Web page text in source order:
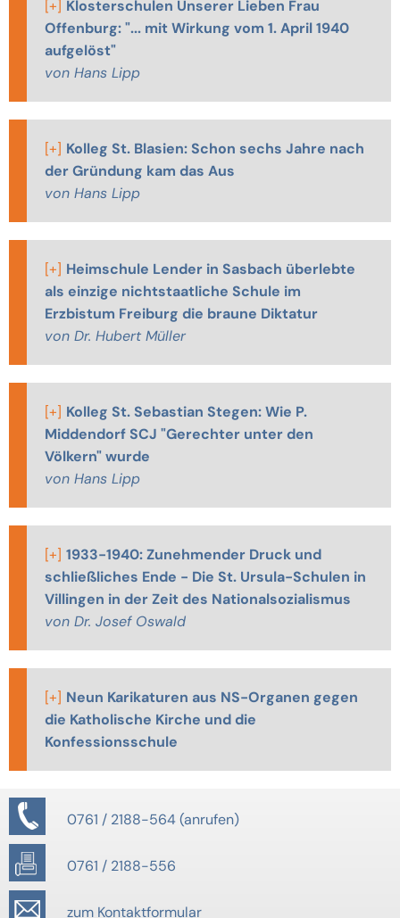
[+] Klosterschulen Unserer Lieben Frau
Offenburg: "... mit Wirkung vom 1. April 1940
aufgelöst"
von Hans Lipp
[+] Kolleg St. Blasien: Schon sechs Jahre nach
der Gründung kam das Aus
von Hans Lipp
[+] Heimschule Lender in Sasbach überlebte
als einzige nichtstaatliche Schule im
Erzbistum Freiburg die braune Diktatur
von Dr. Hubert Müller
[+] Kolleg St. Sebastian Stegen: Wie P.
Middendorf SCJ "Gerechter unter den
Völkern" wurde
von Hans Lipp
[+] 1933-1940: Zunehmender Druck und
schließliches Ende - Die St. Ursula-Schulen in
Villingen in der Zeit des Nationalsozialismus
von Dr. Josef Oswald
[+] Neun Karikaturen aus NS-Organen gegen
die Katholische Kirche und die
Konfessionsschule
0761 / 2188-564
0761 / 2188-556
zum Kontaktformular